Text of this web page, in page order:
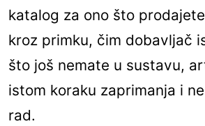
katalog za ono što
kroz primku, čim dobavljač
što još nemate u sustavu,
istom koraku zaprimanja i
rad.